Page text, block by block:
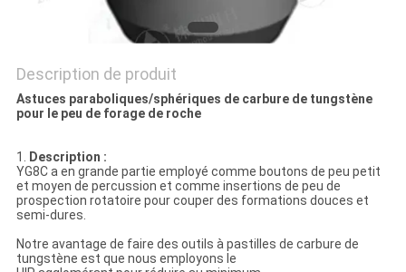
Description de produit
Astuces paraboliques/sphériques de carbure de tungstène
pour le peu de forage de roche
1. Description :
YG8C a en grande partie employé comme boutons de peu petit
et moyen de percussion et comme insertions de peu de
prospection rotatoire pour couper des formations douces et
semi-dures.
Notre avantage de faire des outils à pastilles de carbure de
tungstène est que nous employons le